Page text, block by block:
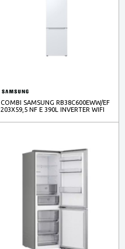
COMBI SAMSUNG RB38C600EWW/EF
203X59,5 NF E 390L INVERTER WIFI